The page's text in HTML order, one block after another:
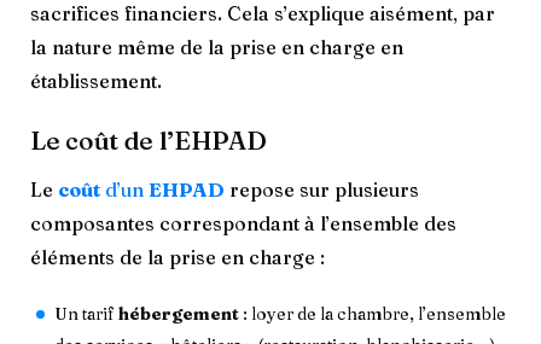
sacrifices financiers. Cela s’explique aisément, par
la nature même de la prise en charge en
établissement.
Le coût de l’EHPAD
Le coût d’un EHPAD repose sur plusieurs
composantes correspondant à l’ensemble des
éléments de la prise en charge :
Un tarif hébergement : loyer de la chambre, l’ensemble